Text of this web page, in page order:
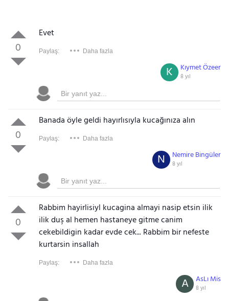
0
Evet
Paylaş: Daha fazla
Kıymet Özeer
8 yıl
K
0
Banada öyle geldi hayırlısıyla kucağınıza alın
Paylaş: Daha fazla
Nemire Bingüler
8 yıl
N
0
Rabbim hayirlisiyl kucagina almayi nasip etsin ilik
ilik duş al hemen hastaneye gitme canim
cekebildigin kadar evde cek... Rabbim bir nefeste
kurtarsin insallah
Paylaş: Daha fazla
AsLı Mis
8 yıl
A